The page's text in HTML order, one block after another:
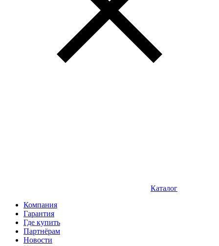
Каталог
Компания
Гарантия
Где купить
Партнёрам
Новости